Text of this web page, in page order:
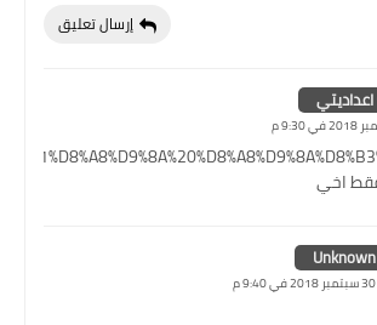
إرسال تعليق
اخي
Unknown
30 سبتمبر 2018 في 9:40 م